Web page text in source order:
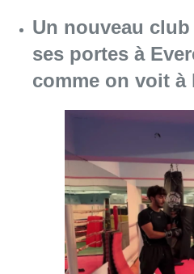
Un nouveau
ses portes à
comme on voit à